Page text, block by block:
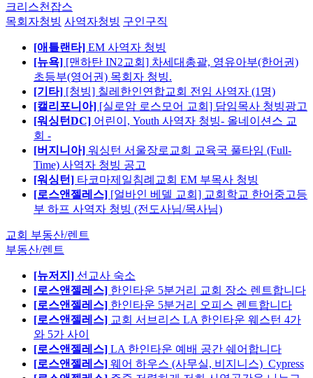
크리스천잡스
목회자청빙 사역자청빙 구인구직
[애틀랜타] EM 사역자 청빙
[뉴욕] [맨하탄 IN2교회] 차세대총괄, 영유아부(한어권)
초등부(영어권) 목회자 청빙.
[기타] [청빙] 칠레한인연합교회 전임 사역자 (1명)
[캘리포니아] [실로암 로스모어 교회] 담임목사 청빙광고
[워싱턴DC] 어린이, Youth 사역자 청빙- 올네이션스 교
회 -
[버지니아] 워싱턴 서울장로교회 교육국 풀타임 (Full-
Time) 사역자 청빙 공고
[워싱턴] 타코마제일침례교회 EM 부목사 청빙
[로스앤젤레스] [얼바인 베델 교회] 교회학교 한어중고등
부 하프 사역자 청빙 (전도사님/목사님)
교회 부동산/렌트
부동산/렌트
[뉴저지] 선교사 숙소
[로스앤젤레스] 한인타운 5분거리 교회 장소 렌트합니다
[로스앤젤레스] 한인타운 5분거리 오피스 렌트합니다
[로스앤젤레스] 교회 서브리스 LA 한인타운 웨스턴 4가
와 5가 사이
[로스앤젤레스] LA 한인타운 예배 공간 쉐어합니다
[로스앤젤레스] 웨어 하우스 (사무실, 비지니스)_Cypress